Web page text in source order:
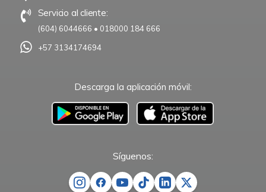
Servicio al cliente:
(604) 6044666 • 018000 184 666
+57 3134174694
Descarga la aplicación móvil:
–
Síguenos: